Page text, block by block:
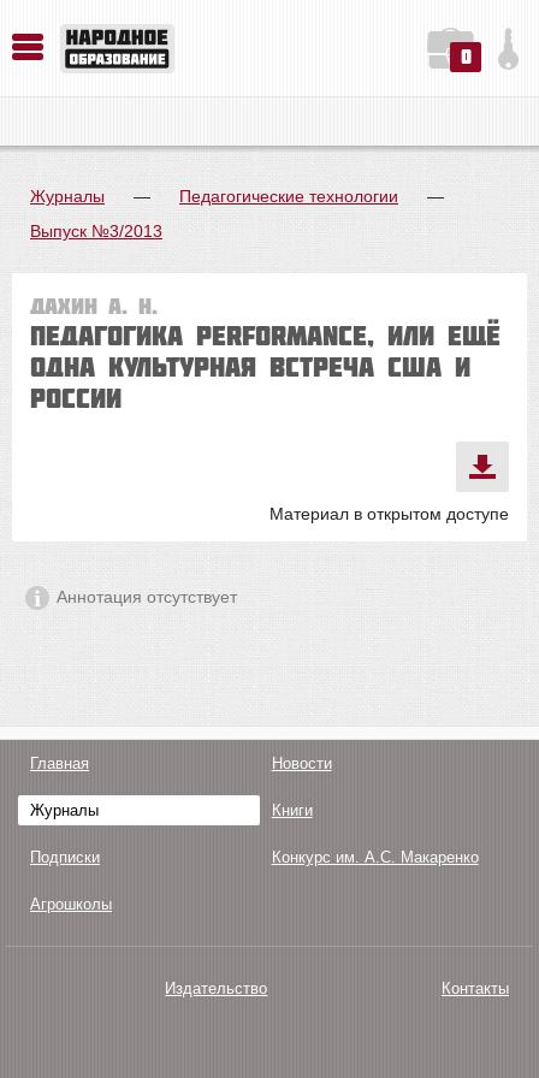
0
Журналы — Педагогические технологии
—
Выпуск №3/2013
Дахин А. Н.
Педагогика performance, или Ещё
одна культурная встреча США и
России
Материал в открытом доступе
Аннотация отсутствует
Главная Новости
Журналы Книги
Подписки Конкурс им. А.С. Макаренко
Агрошколы
Издательство Контакты